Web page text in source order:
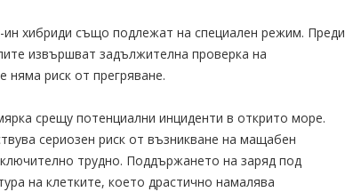
хибриди също подлежат на специален режим. Преди
извършват задължителна проверка на
няма риск от прегряване.
срещу потенциални инциденти в открито море.
сериозен риск от възникване на мащабен
трудно. Поддържането на заряд под
на клетките, което драстично намалява